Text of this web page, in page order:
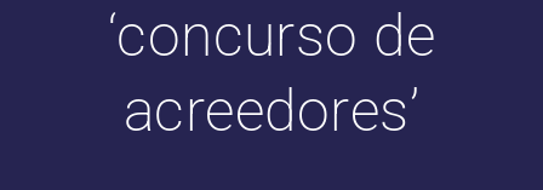
‘concurso de
acreedores’